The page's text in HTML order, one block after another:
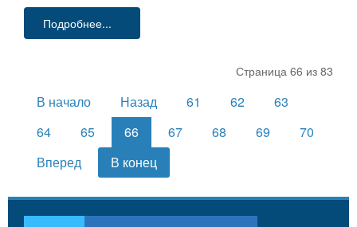
Подробнее...
Страница 66 из 83
В начало Назад 61 62
63
64
65 66 67 68 69
70
Вперед
В конец